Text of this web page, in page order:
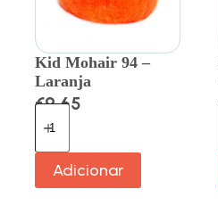
Kid Mohair 94 –
Laranja
€9.65
Adicionar